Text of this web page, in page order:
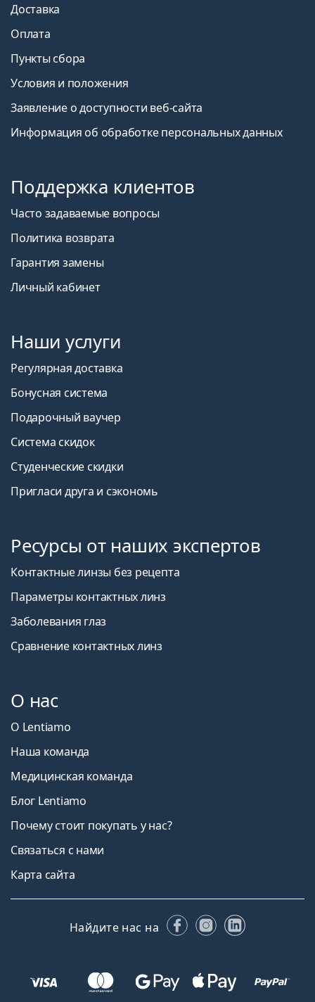
Доставка
Оплата
Пункты сбора
Условия и положения
Заявление о доступности веб-сайта
Информация об обработке персональных данных
Поддержка клиентов
Часто задаваемые вопросы
Политика возврата
Гарантия замены
Личный кабинет
Наши услуги
Регулярная доставка
Бонусная система
Подарочный ваучер
Система скидок
Студенческие скидки
Пригласи друга и сэкономь
Ресурсы от наших экспертов
Контактные линзы без рецепта
Параметры контактных линз
Заболевания глаз
Сравнение контактных линз
О нас
О Lentiamo
Наша команда
Медицинская команда
Блог Lentiamo
Почему стоит покупать у нас?
Связаться с нами
Карта сайта
Найдите нас на FacebookInstagram
LinkedIn